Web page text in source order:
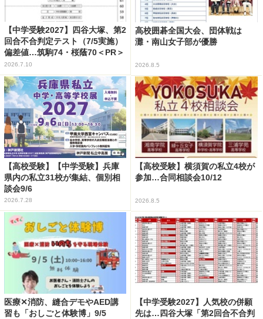
【中学受験2027】四谷大塚、第2
回合不合判定テスト（7/5実施）
偏差値…筑駒74・桜蔭70＜PR＞
2026.7.10
高校囲碁全国大会、団体戦は
灘・南山女子部が優勝
2026.8.5
【高校受験】【中学受験】兵庫
県内の私立31校が集結、個別相
談会9/6
2026.7.28
【高校受験】横須賀の私立4校が
参加…合同相談会10/12
2026.8.5
医療✕消防、縫合デモやAED講
習も「おしごと体験博」9/5
【中学受験2027】人気校の併願
先は…四谷大塚「第2回合不合判